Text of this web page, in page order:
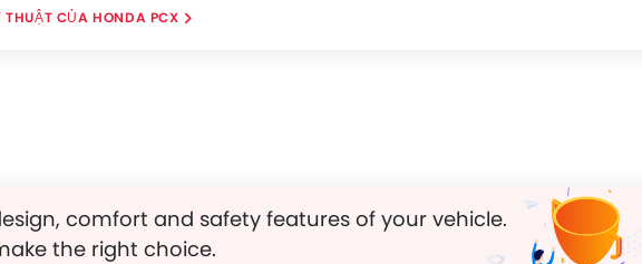
THUẬT CỦA HONDA PCX
comfort and safety features of your vehicle.
the right choice.